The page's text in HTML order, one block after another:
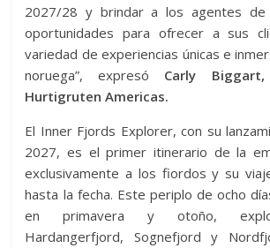
2027/28 y brindar a los agentes de
oportunidades para ofrecer a sus
variedad de experiencias únicas e
noruega”, expresó Carly
Hurtigruten Americas.
El Inner Fjords Explorer, con su
2027, es el primer itinerario de la
exclusivamente a los fiordos y su
hasta la fecha. Este periplo de ocho
en primavera y otoño,
Hardangerfjord, Sognefjord y